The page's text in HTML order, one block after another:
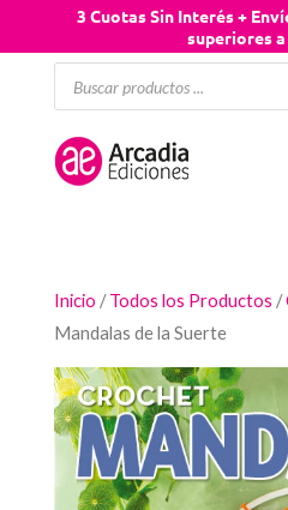
3 Cuotas Sin Interés +
superiores a
Búsqueda
productos
Inicio /Todos los Productos /
Mandalas de la Suerte